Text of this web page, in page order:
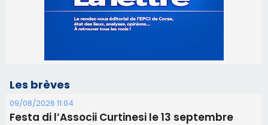
Festa di l’Associi Curtinesi le 13 septembre
06/08/2026 15:57
06/08/2026 15:25
Corte – L’association A Nuciola organise une
projection sous les étoiles